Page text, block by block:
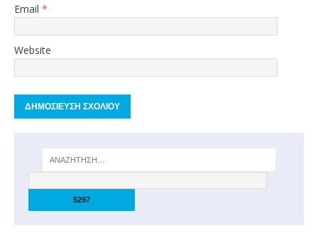
Email *
Website